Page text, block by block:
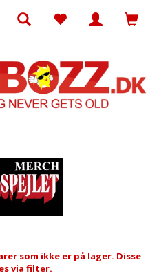
som ikke er på lager. Disse
via filter.